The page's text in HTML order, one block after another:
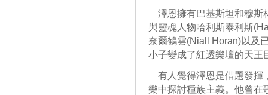
澤恩擁有巴基斯坦和穆斯
與靈魂人物哈利斯泰利斯
奈爾鶴雲(Niall Horan)以及
小子變成了紅透樂壇的天王
有人覺得澤恩是借題發揮
樂中探討種族主義。他曾在